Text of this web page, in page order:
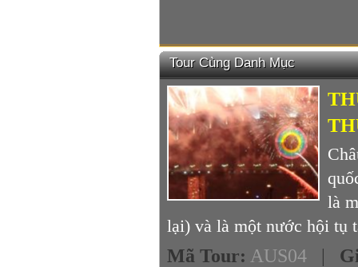
Tour Cùng Danh Mục
là
lại) và là một nước hội tụ
Mã Tour: AUS04 |